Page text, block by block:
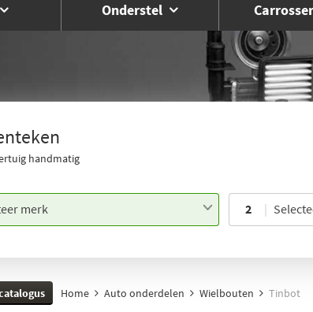
Onderstel
handmatig
merk 2
Home Auto onderdelen Wielbouten Tinbot